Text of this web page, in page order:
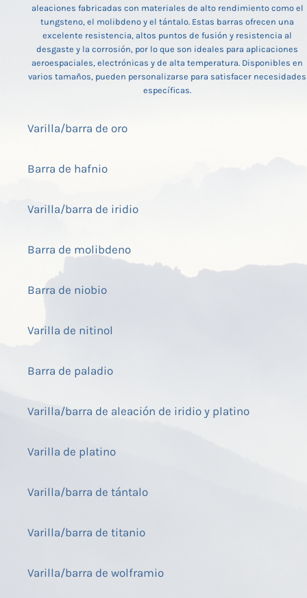
aleaciones fabricadas con materiales de alto rendimiento como el
tungsteno, el molibdeno y el tántalo. Estas barras ofrecen una
excelente resistencia, altos puntos de fusión y resistencia al
desgaste y la corrosión, por lo que son ideales para aplicaciones
aeroespaciales, electrónicas y de alta temperatura. Disponibles en
varios tamaños, pueden personalizarse para satisfacer necesidades
específicas.
Varilla/barra de oro
Barra de hafnio
Varilla/barra de iridio
Barra de molibdeno
Barra de niobio
Varilla de nitinol
Barra de paladio
Varilla/barra de aleación de iridio y platino
Varilla de platino
Varilla/barra de tántalo
Varilla/barra de titanio
Varilla/barra de wolframio